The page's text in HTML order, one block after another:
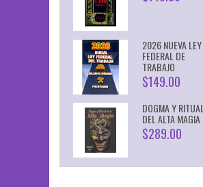
2026 NUEVA LEY
FEDERAL DE
TRABAJO
$149.00
DOGMA Y RITUAL
DEL ALTA MAGIA
$289.00